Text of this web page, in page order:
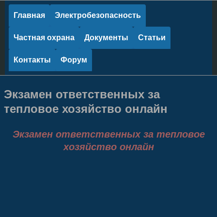
Главная Электробезопасность
Частная охрана Документы Статьи
Контакты Форум
Экзамен ответственных за
тепловое хозяйство онлайн
Экзамен ответственных за тепловое
хозяйство онлайн